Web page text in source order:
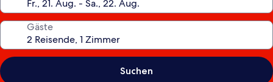
Gäste
Suchen